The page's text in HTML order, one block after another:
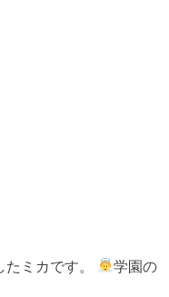
ミカです。
学園の